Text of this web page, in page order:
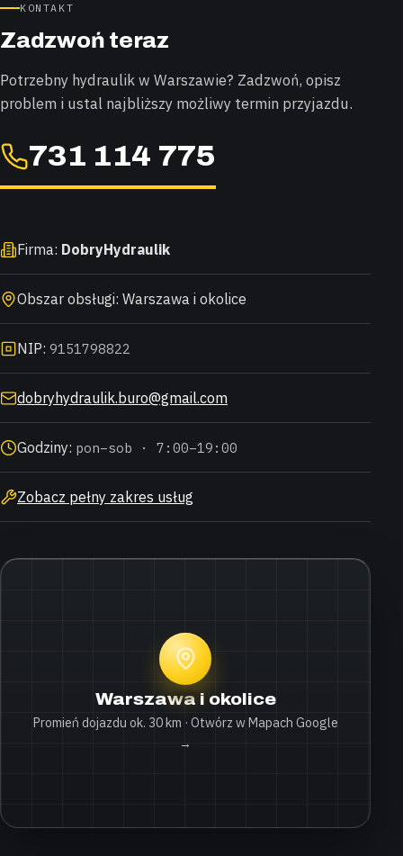
KONTAKT
Zadzwoń teraz
Potrzebny hydraulik w Warszawie? Zadzwoń, opisz
problem i ustal najbliższy możliwy termin przyjazdu.
731 114 775
Firma: DobryHydraulik
Obszar obsługi: Warszawa i okolice
NIP: 9151798822
dobryhydraulik.buro@gmail.com
Godziny: pon–sob · 7:00–19:00
Zobacz pełny zakres usług
Warszawa i okolice
Promień dojazdu ok. 30 km · Otwórz w Mapach Google
→